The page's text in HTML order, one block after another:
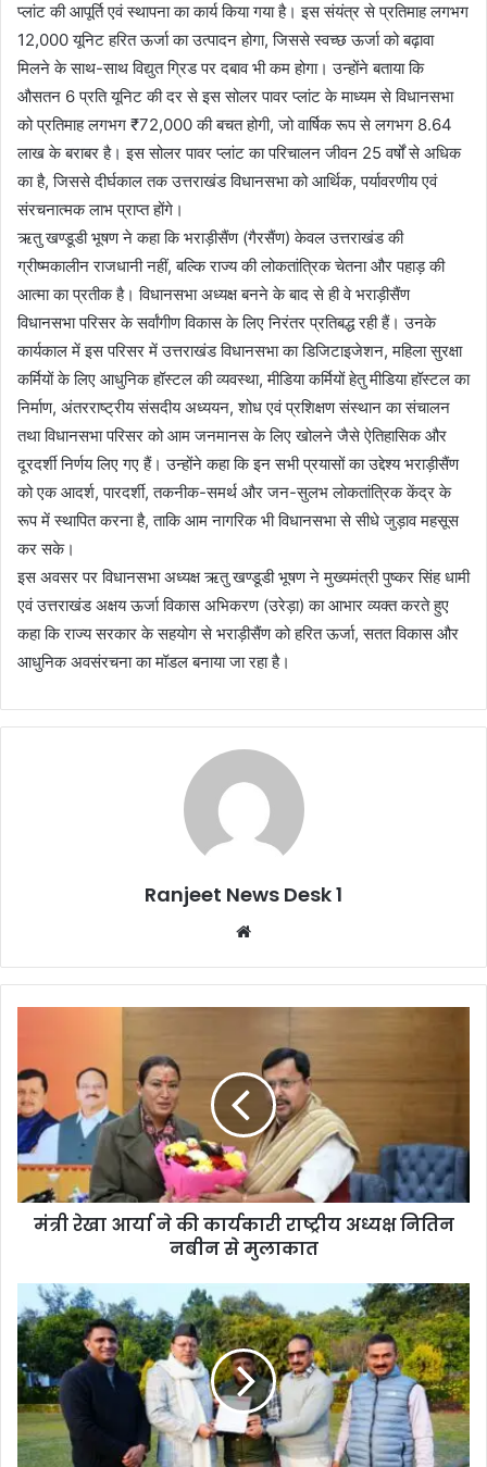
प्लांट की आपूर्ति एवं स्थापना का कार्य किया गया है। इस संयंत्र से प्रतिमाह लगभग
12,000 यूनिट हरित ऊर्जा का उत्पादन होगा, जिससे स्वच्छ ऊर्जा को बढ़ावा
मिलने के साथ-साथ विद्युत ग्रिड पर दबाव भी कम होगा। उन्होंने बताया कि
औसतन 6 प्रति यूनिट की दर से इस सोलर पावर प्लांट के माध्यम से विधानसभा
को प्रतिमाह लगभग ₹72,000 की बचत होगी, जो वार्षिक रूप से लगभग 8.64
लाख के बराबर है। इस सोलर पावर प्लांट का परिचालन जीवन 25 वर्षों से अधिक
का है, जिससे दीर्घकाल तक उत्तराखंड विधानसभा को आर्थिक, पर्यावरणीय एवं
संरचनात्मक लाभ प्राप्त होंगे।
ऋतु खण्डूडी भूषण ने कहा कि भराड़ीसैंण (गैरसैंण) केवल उत्तराखंड की
ग्रीष्मकालीन राजधानी नहीं, बल्कि राज्य की लोकतांत्रिक चेतना और पहाड़ की
आत्मा का प्रतीक है। विधानसभा अध्यक्ष बनने के बाद से ही वे भराड़ीसैंण
विधानसभा परिसर के सर्वांगीण विकास के लिए निरंतर प्रतिबद्ध रही हैं। उनके
कार्यकाल में इस परिसर में उत्तराखंड विधानसभा का डिजिटाइजेशन, महिला सुरक्षा
कर्मियों के लिए आधुनिक हॉस्टल की व्यवस्था, मीडिया कर्मियों हेतु मीडिया हॉस्टल का
निर्माण, अंतरराष्ट्रीय संसदीय अध्ययन, शोध एवं प्रशिक्षण संस्थान का संचालन
तथा विधानसभा परिसर को आम जनमानस के लिए खोलने जैसे ऐतिहासिक और
दूरदर्शी निर्णय लिए गए हैं। उन्होंने कहा कि इन सभी प्रयासों का उद्देश्य भराड़ीसैंण
को एक आदर्श, पारदर्शी, तकनीक-समर्थ और जन-सुलभ लोकतांत्रिक केंद्र के
रूप में स्थापित करना है, ताकि आम नागरिक भी विधानसभा से सीधे जुड़ाव महसूस
कर सके।
इस अवसर पर विधानसभा अध्यक्ष ऋतु खण्डूडी भूषण ने मुख्यमंत्री पुष्कर सिंह धामी
एवं उत्तराखंड अक्षय ऊर्जा विकास अभिकरण (उरेड़ा) का आभार व्यक्त करते हुए
कहा कि राज्य सरकार के सहयोग से भराड़ीसैंण को हरित ऊर्जा, सतत विकास और
आधुनिक अवसंरचना का मॉडल बनाया जा रहा है।
Ranjeet News Desk 1
te
मंत्री रेखा आर्या ने की कार्यकारी राष्ट्रीय अध्यक्ष नितिन
नबीन से मुलाकात